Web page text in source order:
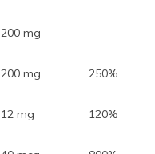
200 mg -
200 mg 250%
12 mg 120%